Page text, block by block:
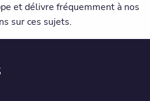
et délivre fréquemment à nos
sur ces sujets.